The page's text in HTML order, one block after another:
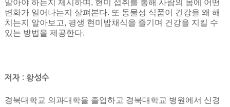
말아야 하는지 제시하며, 현미 섭취를 통해 사람의 몸에 어떤
변화가 일어나는지 살펴본다. 또 동물성 식품이 건강을 왜 해
치는지 알아보고, 평생 현미밥채식을 즐기며 건강을 지킬 수
있는 방법을 제공한다.
저자 : 황성수
경북대학교 의과대학을 졸업하고 경북대학교 병원에서 신경